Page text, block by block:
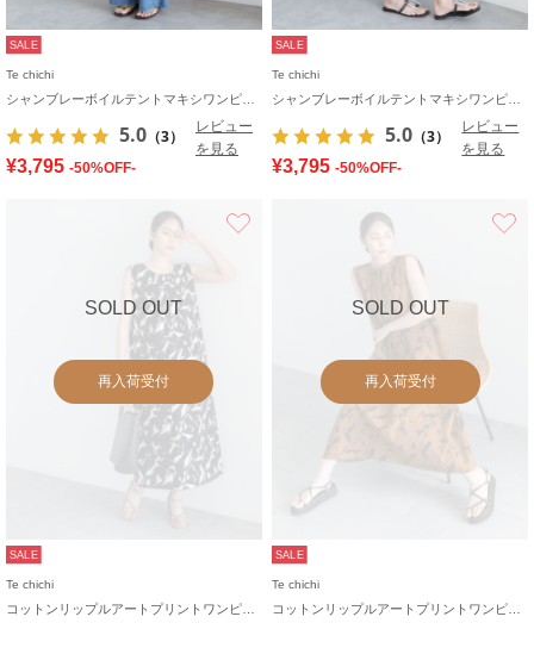
SALE
Te chichi
5.0 （3）
レビュー
を見る
¥3,795 -50%OFF-
SALE
Te chichi
5.0 （3）
レビュー
を見る
¥3,795 -50%OFF-
SOLD OUT
再入荷受付
SALE
Te chichi
SOLD OUT
再入荷受付
SALE
Te chichi